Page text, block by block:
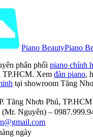
Piano BeautyPiano
phân phối piano chính
TP.HCM. Xem đàn piano,
tại showroom Tăng
Tăng Nhơn Phú, TP.HCM
(Mr. Nguyên) –
ngày